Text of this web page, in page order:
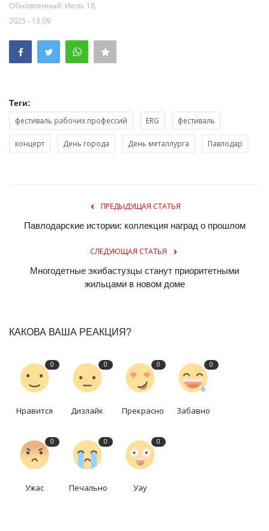
Обновленный: Июль 18,
2025 - 13:09
Теги:
фестиваль рабочих профессий ERG фестиваль
концерт День города День металлурга Павлодар
ПРЕДЫДУЩАЯ СТАТЬЯ
Павлодарские истории: коллекция наград о прошлом
СЛЕДУЮЩАЯ СТАТЬЯ
Многодетные экибастузцы станут приоритетными
жильцами в новом доме
КАКОВА ВАША РЕАКЦИЯ?
0
Нравится
0
Дизлайк
0
Прекрасно
0
Забавно
0
Ужас
0
Печально
0
Уау